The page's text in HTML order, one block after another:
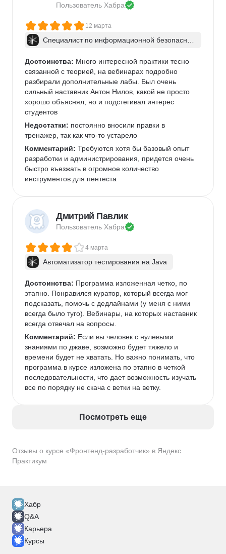
Отзывы о курсе «Фронтенд-разработчик» в Яндекс
Практикум
Пользователь Хабра
12 марта
Специалист по информационной безопаснос
Достоинства: Много интересной практики тесно
связанной с теорией, на вебинарах подробно
разбирали дополнительные лабы. Был очень
сильный наставник Антон Нилов, какой не просто
хорошо объяснял, но и подстегивал интерес
студентов
Недостатки: постоянно вносили правки в
тренажер, так как что-то устарело
Комментарий: Требуются хотя бы базовый опыт
разработки и администрирования, придется очень
быстро въезжать в огромное количество
инструментов для пентеста
Дмитрий Павлик
Пользователь Хабра
4 марта
Автоматизатор тестирования на Java
Достоинства: Программа изложенная четко, по
этапно. Понравился куратор, который всегда мог
подсказать, помочь с дедлайнами (у меня с ними
всегда было туго). Вебинары, на которых наставник
всегда отвечал на вопросы.
Комментарий: Если вы человек с нулевыми
знаниями по джаве, возможно будет тяжело и
времени будет не хватать. Но важно понимать, что
программа в курсе изложена по этапно в четкой
последовательности, что дает возможность изучать
все по порядку не скача с ветки на ветку.
Посмотреть еще
Хабр
Q&A
Карьера
Курсы